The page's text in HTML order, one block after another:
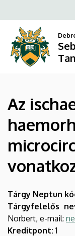
Sebészeti
Műtéttani
Tanszék
a
tartalomra
Az
Tárgy Neptun
Tárgyfelelős
Norbert, e-mail:
Kreditpont: 1